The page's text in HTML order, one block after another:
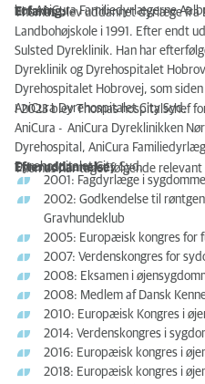
hos AniCura Familiedyrlægerne
Erfaring:
Thomas blev uddannet dyrlæge fra
Landbohøjskole i 1991. Efter endt
Sulsted Dyreklinik. Han har
Dyreklinik og Dyrehospitalet
Dyrehospitalet Hobrovej, som
AniCura Dyrehospitalet City Syd.
I 2023 blev Thomas hospitalschef
AniCura - AniCura Dyreklinikken
Dyrehospital, AniCura
Dyrehospitalet City Syd.
Efteruddannelse:
Thomas har taget følgende
2001: Fagdyrlæge i
2002: Godkendelse til
Gravhundeklub
2005: Europæisk kongres for
2007: Verdenskongres for
2008: Eksamen i
2008: Medlem af Dansk
2010: Europæisk Kongres i
2014: Verdenskongres i
2016: Europæisk kongres i
2018: Europæisk kongres i